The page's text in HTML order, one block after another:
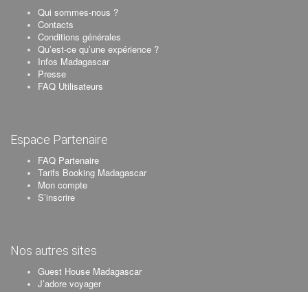
Qui sommes-nous ?
Contacts
Conditions générales
Qu’est-ce qu’une expérience ?
Infos Madagascar
Presse
FAQ Utilisateurs
Espace Partenaire
FAQ Partenaire
Tarifs Booking Madagascar
Mon compte
S’inscrire
Nos autres sites
Guest House Madagascar
J’adore voyager